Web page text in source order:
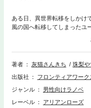
ある日、異世界転移をしかけ
風の国へ転移してしまったユ
で生きていくと決意するもの
と思われている「雑学」ひ
も、高度な知識を持っている
として倉庫整理に励むことに
えていくユーリの異世界お仕
著者 灰猫さんきち
珠梨や
出版社
フロンティアワーク
ジャンル
男性向けラノベ
レーベル
アリアンローズ